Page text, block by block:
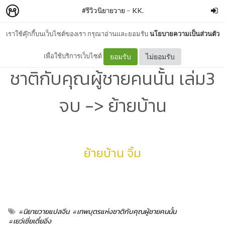
เราใช้คุ๊กกี้บนเว็บไซต์ของเรา กรุณาอ่านและยอมรับนโยบายความเป็นส่วนตัว
เพื่อใช้บริการเว็บไซต์ ยอมรับ ไม่ยอมรับ
#รีวิวนิยายวาย – KK.
รีวิว+สปอย | #เทพบุตรแห่ง
ชาติกับคุณผู้ชายคนนั้น เล่ม3
จบ -> ย้ายบ้าน
ย้ายบ้าน จิ้ม
#นิยายวายแปลจีน #เทพบุตรแห่งชาติกับคุณผู้ชายคนนั้น
#เยว่เซี่ยเตี๋ยอิ่ง